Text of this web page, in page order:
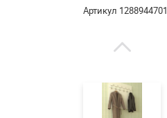
Артикул 1288944701